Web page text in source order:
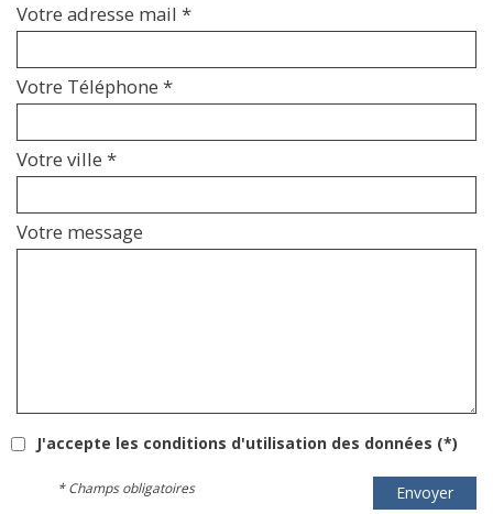
Votre adresse mail *
Votre Téléphone *
Votre ville *
Votre message
J'accepte les conditions d'utilisation des données (*)
Envoyer
* Champs obligatoires